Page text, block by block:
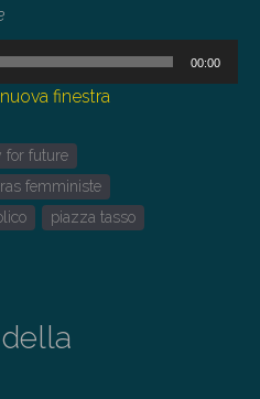
00:00
finestra
for future
femministe
piazza tasso